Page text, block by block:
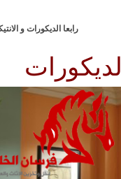
رابعا الديكورات و